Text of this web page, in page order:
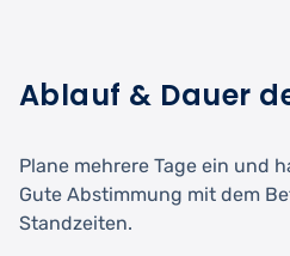
Ablauf & Dauer
Plane mehrere Tage ein und
Gute Abstimmung mit dem
Standzeiten.